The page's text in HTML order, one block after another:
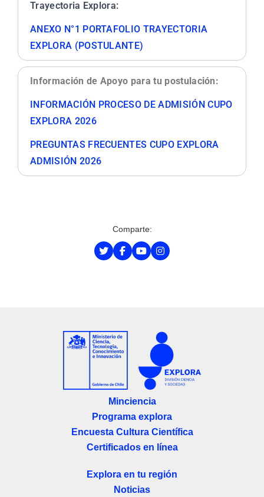
Trayectoria Explora:
ANEXO N°1 PORTAFOLIO TRAYECTORIA
EXPLORA (POSTULANTE)
Información de Apoyo para tu postulación:
INFORMACIÓN PROCESO DE ADMISIÓN CUPO
EXPLORA 2026
PREGUNTAS FRECUENTES CUPO EXPLORA
ADMISIÓN 2026
Comparte:
Minciencia
Programa explora
Encuesta Cultura Científica
Certificados en línea
Explora en tu región
Noticias